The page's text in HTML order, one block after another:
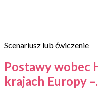
Scenariusz lub ćwiczenie
Postawy wobec
krajach Europy